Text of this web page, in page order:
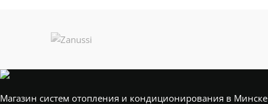
Магазин систем отопления и кондиционирования в Минске